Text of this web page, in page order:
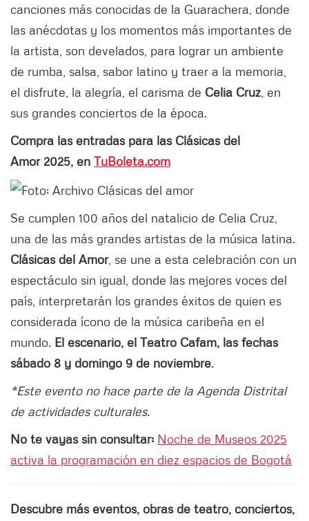
canciones más conocidas de la Guarachera, donde
las anécdotas y los momentos más importantes de
la artista, son develados, para lograr un ambiente
de rumba, salsa, sabor latino y traer a la memoria,
el disfrute, la alegría, el carisma de Celia Cruz , en
sus grandes conciertos de la época.
Compra las entradas para las Clásicas del
Amor 2025, en TuBoleta.com
Se cumplen 100 años del natalicio de Celia Cruz,
una de las más grandes artistas de la música latina.
Clásicas del Amor, se une a esta celebración con un
espectáculo sin igual, donde las mejores voces del
país, interpretarán los grandes éxitos de quien es
considerada ícono de la música caribeña en el
mundo. El escenario, el Teatro Cafam, las fechas
sábado 8 y domingo 9 de noviembre.
*Este evento no hace parte de la Agenda Distrital
de actividades culturales.
No te vayas sin consultar: Noche de Museos 2025
activa la programación en diez espacios de Bogotá
Descubre más eventos, obras de teatro, conciertos,